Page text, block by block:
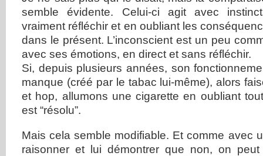
semble évidente. Celui-ci agit avec
vraiment réfléchir et en oubliant les
dans le présent. L’inconscient est un peu
avec ses émotions, en direct et sans réfléchir.
Si, depuis plusieurs années, son
manque (créé par le tabac lui-même), alors
et hop, allumons une cigarette en oubliant
est “résolu”.
Mais cela semble modifiable. Et comme avec
raisonner et lui démontrer que non, on peut